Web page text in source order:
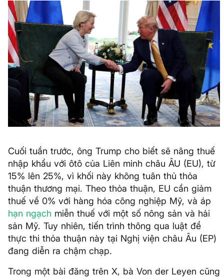
Cuối tuần trước, ông Trump cho biết sẽ nâng thuế
nhập khẩu với ôtô của Liên minh châu ÂU (EU), từ
15% lên 25%, vì khối này không tuân thủ thỏa
thuận thương mại. Theo thỏa thuận, EU cần giảm
thuế về 0% với hàng hóa công nghiệp Mỹ, và áp
hạn ngạch miễn thuế với một số nông sản và hải
sản Mỹ. Tuy nhiên, tiến trình thông qua luật để
thực thi thỏa thuận này tại Nghị viện châu Âu (EP)
đang diễn ra chậm chạp.
Trong một bài đăng trên X, bà Von der Leyen cũng